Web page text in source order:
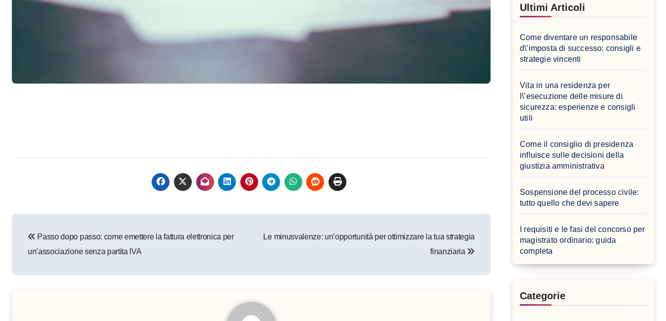
articoli
Passo dopo passo: come emettere la fattura elettronica per
un’associazione senza partita IVA
Le minusvalenze: un’opportunità per ottimizzare la tua strategia
finanziaria
Ultimi Articoli
Come diventare un responsabile
d\’imposta di successo: consigli e
strategie vincenti
Vita in una residenza per
l\’esecuzione delle misure di
sicurezza: esperienze e consigli
utili
Come il consiglio di presidenza
influisce sulle decisioni della
giustizia amministrativa
Sospensione del processo civile:
tutto quello che devi sapere
I requisiti e le fasi del concorso per
magistrato ordinario: guida
completa
Categorie